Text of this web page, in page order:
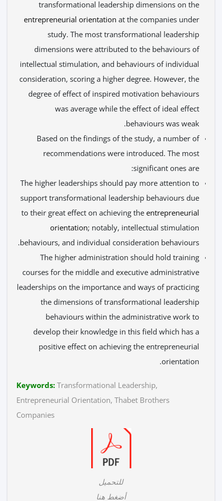
transformational leadership dimensions on the
entrepreneurial orientationat the companies under
study. The most transformational leadership
dimensions were attributed to the behaviours of
intellectual stimulation, and behaviours of individual
consideration, scoring a higher degree. However, the
degree of effect of inspired motivation behaviours
was average while the effect of ideal effect
behaviours was weak.
Based on the findings of the study, a number of
recommendations were introduced. The most
significant ones are:
The higher leaderships should pay more attention to
support transformational leadership behaviours due
to their great effect on achieving theentrepreneurial
orientation; notably, intellectual stimulation
behaviours, and individual consideration behaviours.
The higher administration should hold training
courses for the middle and executive administrative
leaderships on the importance and ways of practicing
the dimensions of transformational leadership
behaviours within the administrative work to
develop their knowledge in this field which has a
positive effect on achieving the entrepreneurial
orientation.
Keywords:Transformational Leadership,
Entrepreneurial Orientation, Thabet Brothers
Companies
للتحميل
أضغط هنا